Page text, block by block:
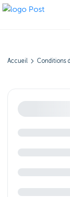
Accueil Conditions